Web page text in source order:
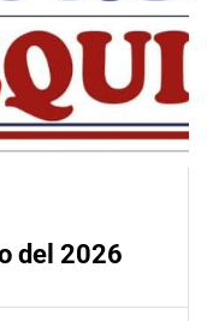
del 2026